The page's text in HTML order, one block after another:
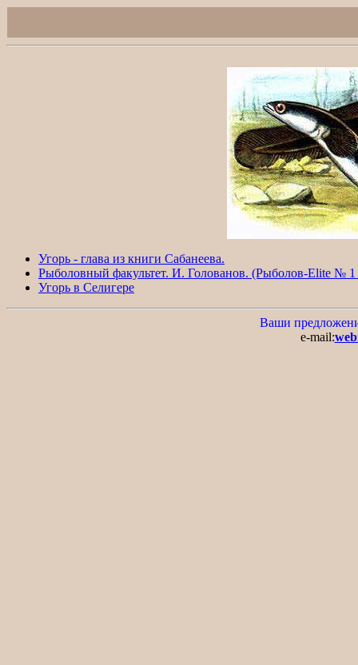
Угорь - глава из книги Сабанеева.
Рыболовный факультет. И. Голованов. (Рыболов-Elite № 1
Угорь в Селигере
Ваши
e-mail: